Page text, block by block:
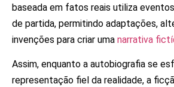
baseada em fatos reais utiliza
de partida, permitindo adaptações,
invenções para criar uma narrativa
Assim, enquanto a autobiografia se
representação fiel da realidade, a